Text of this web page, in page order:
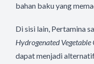
bahan baku yang
Di sisi lain, Pertamina
Hydrogenated Vegetable
dapat menjadi